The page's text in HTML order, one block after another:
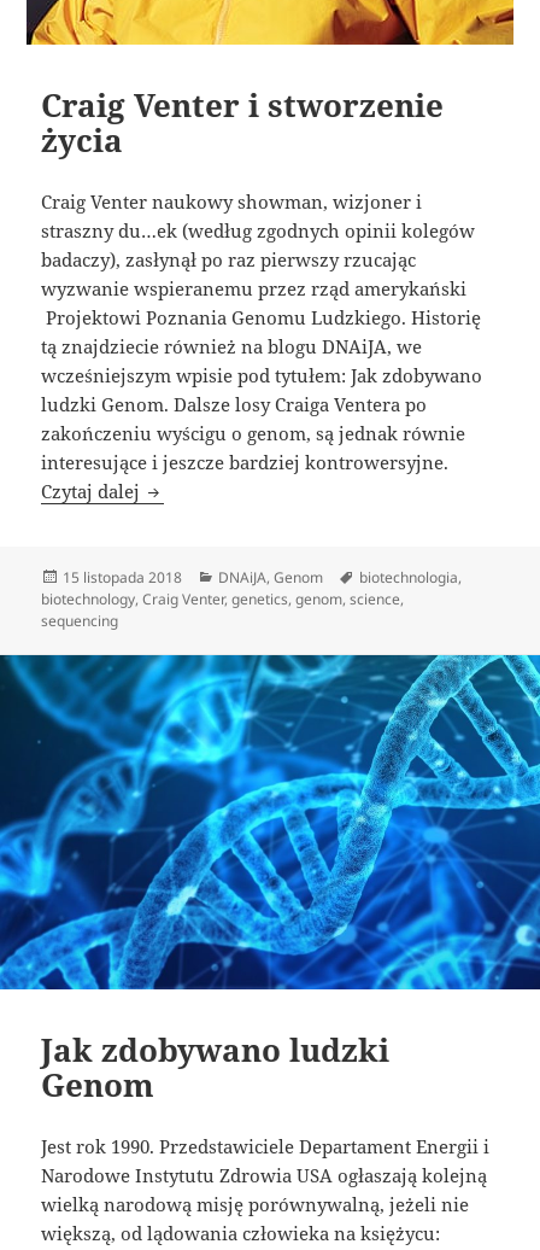
Craig Venter i stworzenie
życia
Craig Venter naukowy showman, wizjoner i
straszny du…ek (według zgodnych opinii kolegów
badaczy), zasłynął po raz pierwszy rzucając
wyzwanie wspieranemu przez rząd amerykański
Projektowi Poznania Genomu Ludzkiego. Historię
tą znajdziecie również na blogu DNAiJA, we
wcześniejszym wpisie pod tytułem: Jak zdobywano
ludzki Genom.Dalsze losy Craiga Ventera po
zakończeniu wyścigu o genom, są jednak równie
interesujące i jeszcze bardziej kontrowersyjne.
Czytaj dalej Craig Venter i stworzenie życia
Data
publikacji
15 listopada 2018 Kategorie
DNAiJA,Genom Tagi
biotechnologia,
biotechnology,Craig Venter,genetics,genom,science,
sequencing
Jak zdobywano ludzki
Genom
Jest rok 1990. Przedstawiciele Departament Energii i
Narodowe Instytutu Zdrowia USA ogłaszają kolejną
wielką narodową misję porównywalną, jeżeli nie
większą, od lądowania człowieka na księżycu: